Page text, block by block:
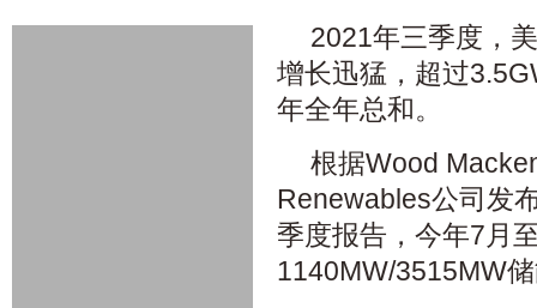
2021年三季度，
增长迅猛，超过
年全年总和。
根据Wood
Renewables公司发
季度报告，今年7月
1140MW/3515MW